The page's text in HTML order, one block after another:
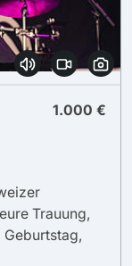
1.000 €
Trauung,
Geburtstag,